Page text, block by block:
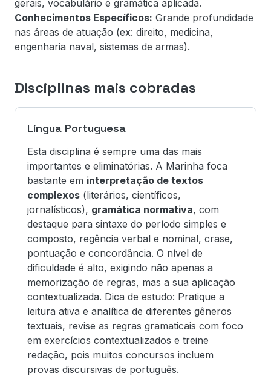
gerais, vocabulário e gramática aplicada.
Conhecimentos Específicos: Grande profundidade
nas áreas de atuação (ex: direito, medicina,
engenharia naval, sistemas de armas).
Disciplinas mais cobradas
Língua Portuguesa
Esta disciplina é sempre uma das mais
importantes e eliminatórias. A Marinha foca
bastante em interpretação de textos
complexos (literários, científicos,
jornalísticos), gramática normativa, com
destaque para sintaxe do período simples e
composto, regência verbal e nominal, crase,
pontuação e concordância. O nível de
dificuldade é alto, exigindo não apenas a
memorização de regras, mas a sua aplicação
contextualizada. Dica de estudo: Pratique a
leitura ativa e analítica de diferentes gêneros
textuais, revise as regras gramaticais com foco
em exercícios contextualizados e treine
redação, pois muitos concursos incluem
provas discursivas de português.